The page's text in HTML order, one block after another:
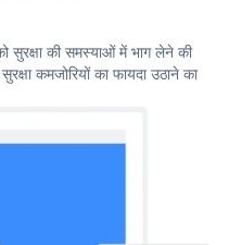
की समस्याओं में भाग लेने की
कमजोरियों का फायदा उठाने का